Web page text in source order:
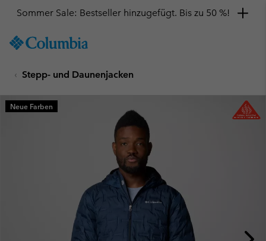
TO
SKIP
MAIN
NAV
Sommer Sale: Bestseller hinzugefügt. Bis zu 50 %!
Stepp- und Daunenjacken
Neue Farben